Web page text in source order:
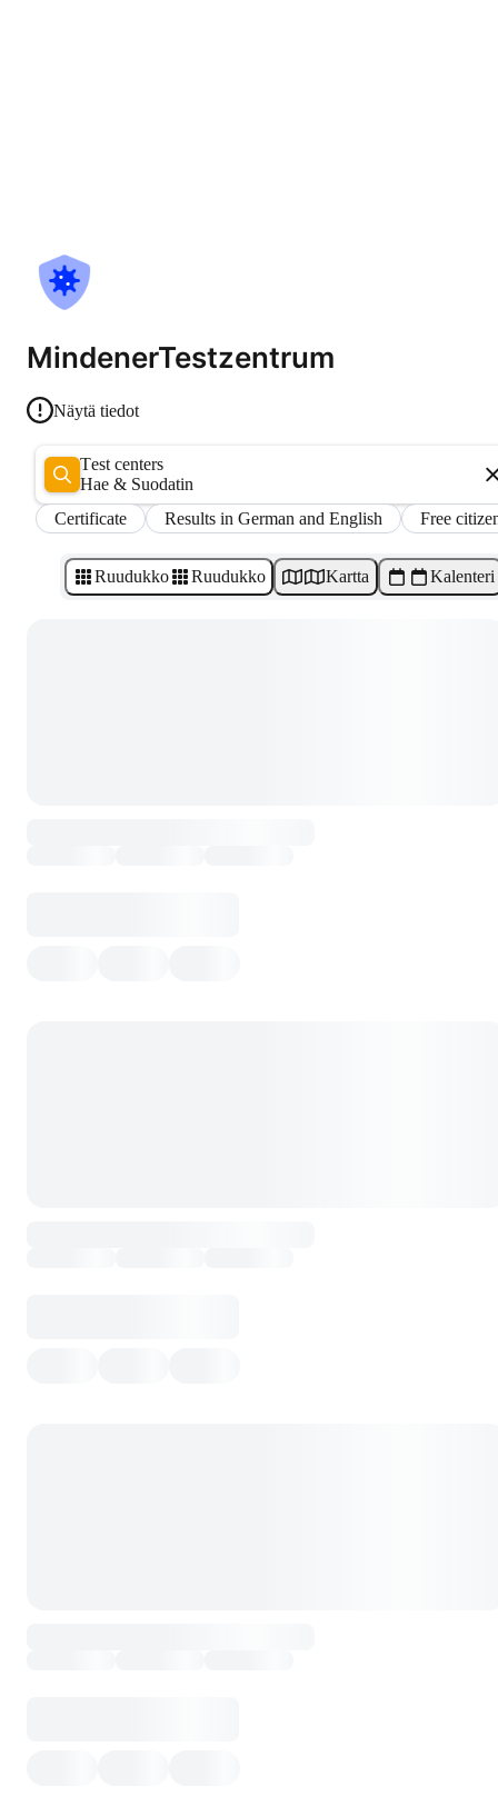
MindenerTestzentrum
Näytä tiedot
Test centers
Hae & Suodatin
Certificate
Results in German and English Free
Ruudukko Ruudukko Kartta Kalenteri